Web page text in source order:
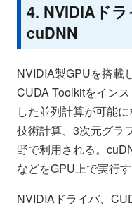
4. NVIDIAドラ
cuDNN
NVIDIA製GPUを搭載
CUDA Toolkitをイン
した並列計算が可能
技術計算、3次元グラ
野で利用される。
などをGPU上で実行
NVIDIAドライバ、